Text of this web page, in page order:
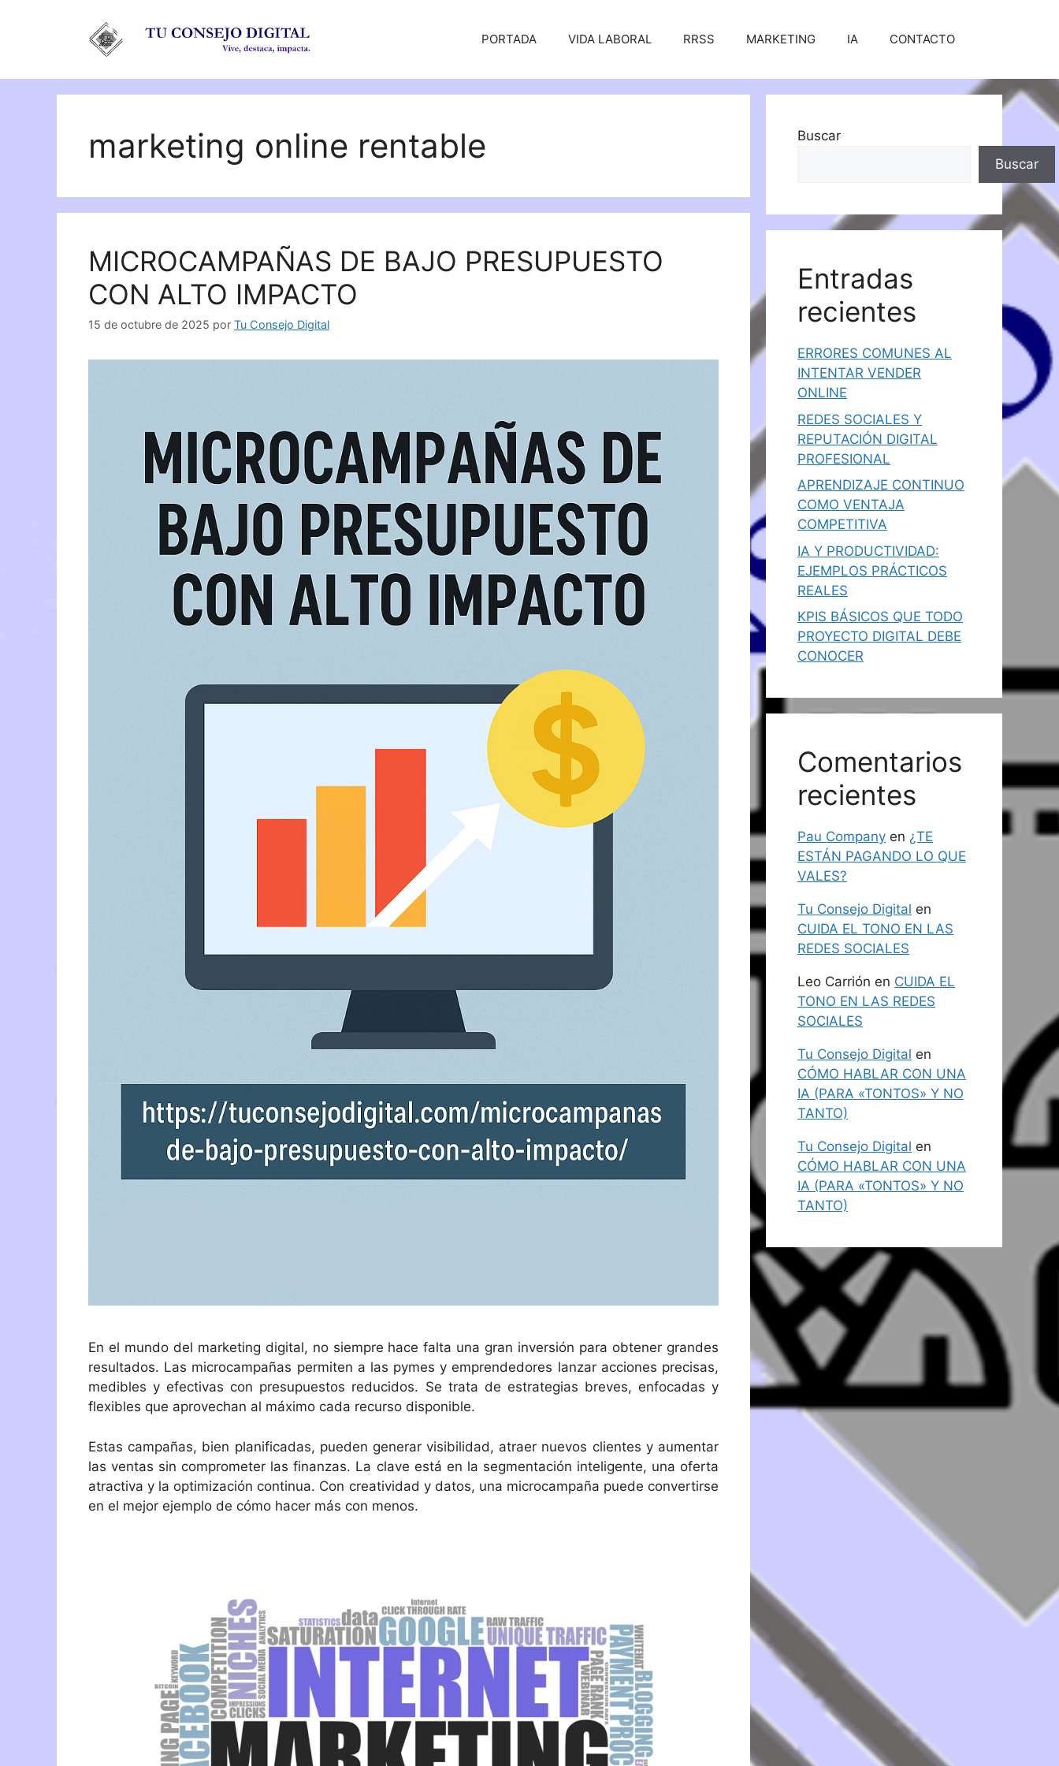
PORTADA VIDA LABORAL RRSS MARKETING IA CONTACTO
marketing online rentable
MICROCAMPAÑAS DE BAJO PRESUPUESTO
CON ALTO IMPACTO
15 de octubre de 2025 por Tu Consejo Digital
En el mundo del marketing digital, no siempre hace falta una gran inversión para obtener grandes
resultados. Las microcampañas permiten a las pymes y emprendedores lanzar acciones precisas,
medibles y efectivas con presupuestos reducidos. Se trata de estrategias breves, enfocadas y
flexibles que aprovechan al máximo cada recurso disponible.
Estas campañas, bien planificadas, pueden generar visibilidad, atraer nuevos clientes y aumentar
las ventas sin comprometer las finanzas. La clave está en la segmentación inteligente, una oferta
atractiva y la optimización continua. Con creatividad y datos, una microcampaña puede convertirse
en el mejor ejemplo de cómo hacer más con menos.
Buscar
Buscar
Entradas
recientes
ERRORES COMUNES AL
INTENTAR VENDER
ONLINE
REDES SOCIALES Y
REPUTACIÓN DIGITAL
PROFESIONAL
APRENDIZAJE CONTINUO
COMO VENTAJA
COMPETITIVA
IA Y PRODUCTIVIDAD:
EJEMPLOS PRÁCTICOS
REALES
KPIS BÁSICOS QUE TODO
PROYECTO DIGITAL DEBE
CONOCER
Comentarios
recientes
Pau Company en ¿TE
ESTÁN PAGANDO LO QUE
VALES?
Tu Consejo Digital en
CUIDA EL TONO EN LAS
REDES SOCIALES
Leo Carrión en CUIDA EL
TONO EN LAS REDES
SOCIALES
Tu Consejo Digital en
CÓMO HABLAR CON UNA
IA (PARA «TONTOS» Y NO
TANTO)
Tu Consejo Digital en
CÓMO HABLAR CON UNA
IA (PARA «TONTOS» Y NO
TANTO)